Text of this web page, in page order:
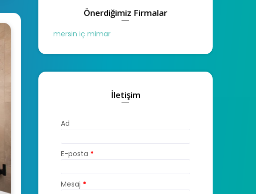
Önerdiğimiz Firmalar
mersin iç mimar
İletişim
Ad
E-posta *
Mesaj *